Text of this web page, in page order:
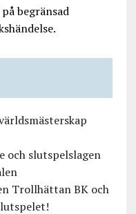
begränsad
och slutspelslagen
Trollhättan BK och